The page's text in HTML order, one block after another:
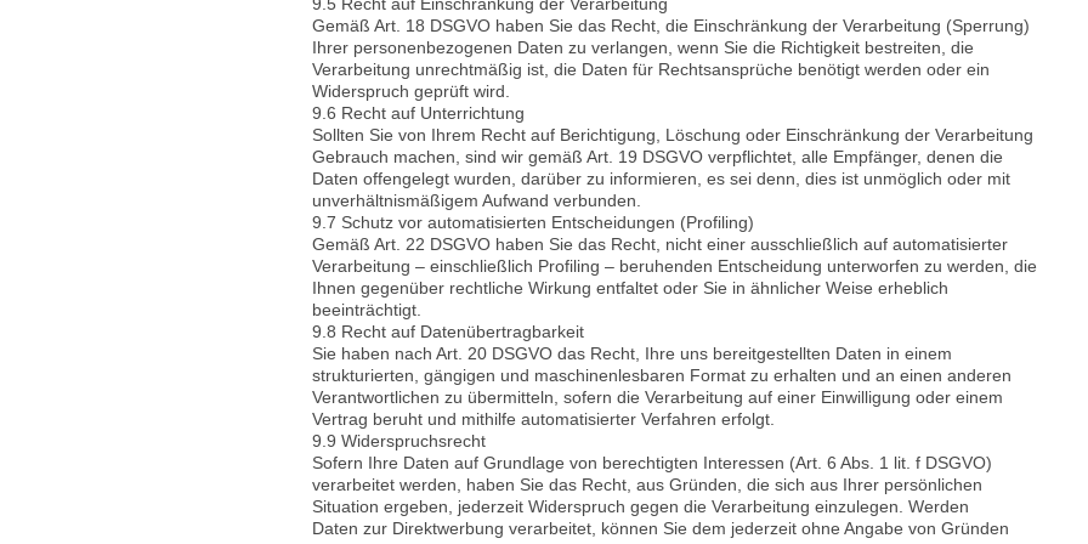
Gemäß Art. 18 DSGVO haben Sie das Recht, die Einschränkung der Verarbeitung (Sperrung)
Ihrer personenbezogenen Daten zu verlangen, wenn Sie die Richtigkeit bestreiten, die
Verarbeitung unrechtmäßig ist, die Daten für Rechtsansprüche benötigt werden oder ein
Widerspruch geprüft wird.
9.6 Recht auf Unterrichtung
Sollten Sie von Ihrem Recht auf Berichtigung, Löschung oder Einschränkung der Verarbeitung
Gebrauch machen, sind wir gemäß Art. 19 DSGVO verpflichtet, alle Empfänger, denen die
Daten offengelegt wurden, darüber zu informieren, es sei denn, dies ist unmöglich oder mit
unverhältnismäßigem Aufwand verbunden.
9.7 Schutz vor automatisierten Entscheidungen (Profiling)
Gemäß Art. 22 DSGVO haben Sie das Recht, nicht einer ausschließlich auf automatisierter
Verarbeitung – einschließlich Profiling – beruhenden Entscheidung unterworfen zu werden, die
Ihnen gegenüber rechtliche Wirkung entfaltet oder Sie in ähnlicher Weise erheblich
beeinträchtigt.
9.8 Recht auf Datenübertragbarkeit
Sie haben nach Art. 20 DSGVO das Recht, Ihre uns bereitgestellten Daten in einem
strukturierten, gängigen und maschinenlesbaren Format zu erhalten und an einen anderen
Verantwortlichen zu übermitteln, sofern die Verarbeitung auf einer Einwilligung oder einem
Vertrag beruht und mithilfe automatisierter Verfahren erfolgt.
9.9 Widerspruchsrecht
Sofern Ihre Daten auf Grundlage von berechtigten Interessen (Art. 6 Abs. 1 lit. f DSGVO)
verarbeitet werden, haben Sie das Recht, aus Gründen, die sich aus Ihrer persönlichen
Situation ergeben, jederzeit Widerspruch gegen die Verarbeitung einzulegen. Werden
Daten zur Direktwerbung verarbeitet, können Sie dem jederzeit ohne Angabe von Gründen